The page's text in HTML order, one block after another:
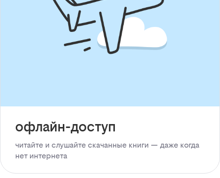
офлайн-доступ
читайте и слушайте скачанные книги — даже когда
нет интернета